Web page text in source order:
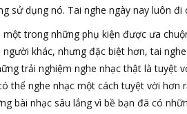
sử dụng nó. Tai nghe ngày nay luôn
một trong những phụ kiện được ưa
khác, nhưng đặc biệt hơn, tai
trải nghiệm nghe nhạc thật là tuyệt
thể nghe nhạc một cách tuyệt vời hơn
bài nhạc sâu lắng vì bề bạn đã có